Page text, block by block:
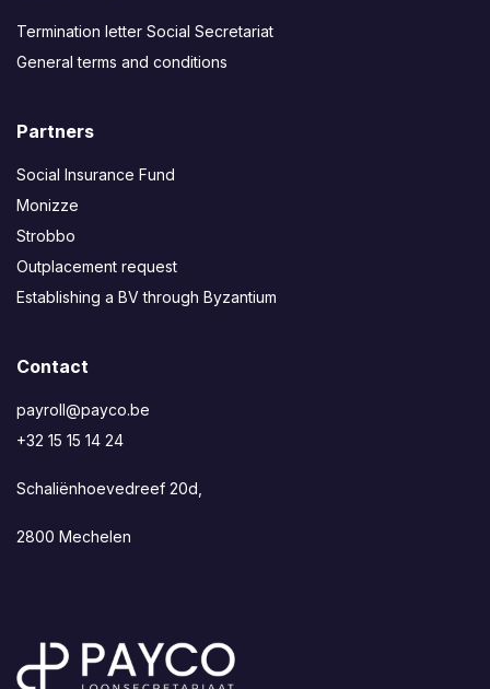
Termination letter Social Secretariat
General terms and conditions
Partners
Social Insurance Fund
Monizze
Strobbo
Outplacement request
Establishing a BV through Byzantium
Contact
payroll@payco.be
+32 15 15 14 24
Schaliënhoevedreef 20d,
2800 Mechelen